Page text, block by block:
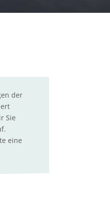
der
Sie
eine